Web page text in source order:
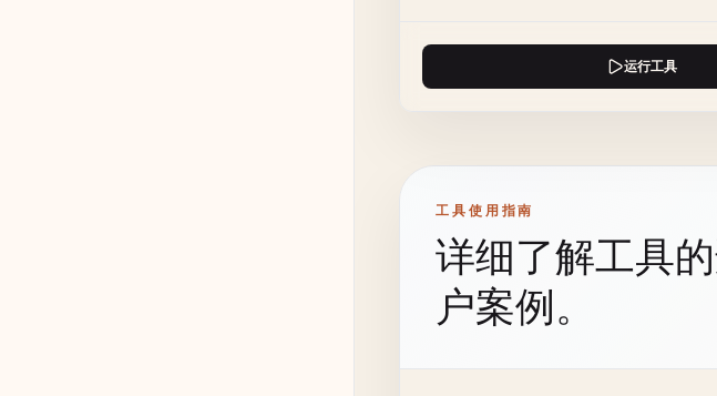
运行工具
工具使用指南
详细了解工具
户案例。